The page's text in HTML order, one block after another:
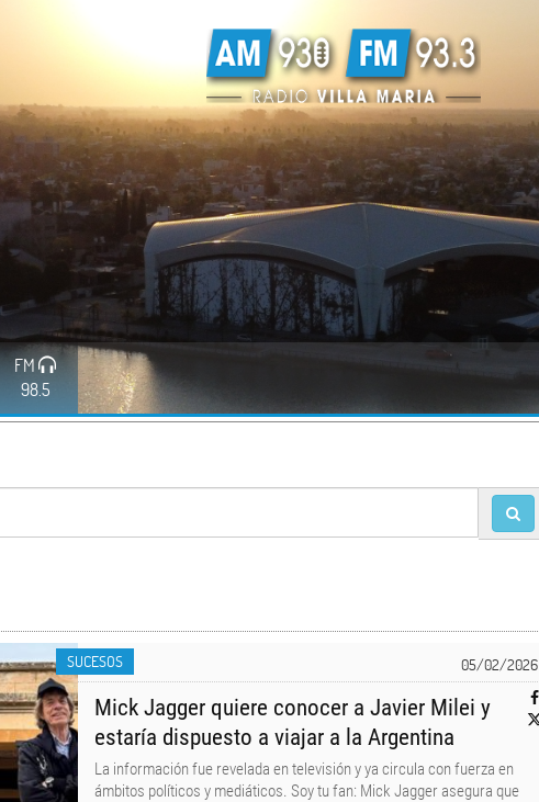
FM
98.5
05/02/2026
SUCESOS
Mick Jagger quiere conocer a Javier Milei y
estaría dispuesto a viajar a la Argentina
La información fue revelada en televisión y ya circula con fuerza en
ámbitos políticos y mediáticos. Soy tu fan: Mick Jagger asegura que